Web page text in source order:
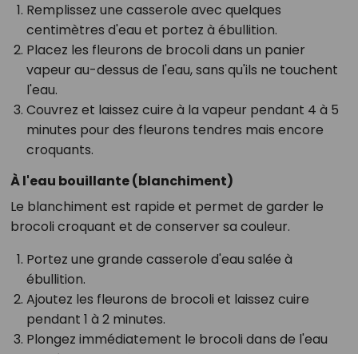
Remplissez une casserole avec quelques
centimètres d'eau et portez à ébullition.
Placez les fleurons de brocoli dans un panier
vapeur au-dessus de l'eau, sans qu'ils ne touchent
l'eau.
Couvrez et laissez cuire à la vapeur pendant 4 à 5
minutes pour des fleurons tendres mais encore
croquants.
À l'eau bouillante (blanchiment)
Le blanchiment est rapide et permet de garder le
brocoli croquant et de conserver sa couleur.
Portez une grande casserole d'eau salée à
ébullition.
Ajoutez les fleurons de brocoli et laissez cuire
pendant 1 à 2 minutes.
Plongez immédiatement le brocoli dans de l'eau